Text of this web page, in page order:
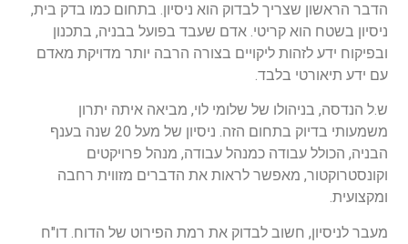
הדבר הראשון שצריך לבדוק הוא ניסיון. בתחום כמו בדק בית,
ניסיון בשטח הוא קריטי. אדם שעבד בפועל בבניה, בתכנון
ובפיקוח ידע לזהות ליקויים בצורה הרבה יותר מדויקת מאדם
עם ידע תיאורטי בלבד.
ש.ל הנדסה, בניהולו של שלומי לוי, מביאה איתה יתרון
משמעותי בדיוק בתחום הזה. ניסיון של מעל 20 שנה בענף
הבניה, הכולל עבודה כמנהל עבודה, מנהל פרויקטים
וקונסטרוקטור, מאפשר לראות את הדברים מזווית רחבה
ומקצועית.
מעבר לניסיון, חשוב לבדוק את רמת הפירוט של הדוח. דו"ח